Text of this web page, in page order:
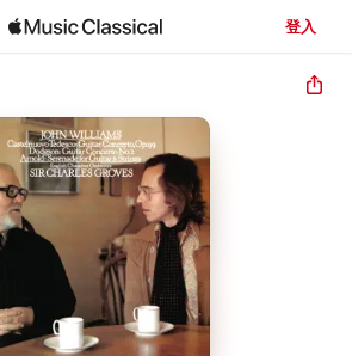
登入